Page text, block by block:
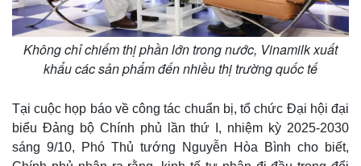
Không chỉ chiếm thị phần lớn trong nước, Vinamilk xuất
khẩu các sản phẩm đến nhiều thị trường quốc tế
Tại cuộc họp báo về công tác chuẩn bị, tổ chức Đại hội đại
biểu Đảng bộ Chính phủ lần thứ I, nhiệm kỳ 2025-2030
sáng 9/10, Phó Thủ tướng Nguyễn Hòa Bình cho biết,